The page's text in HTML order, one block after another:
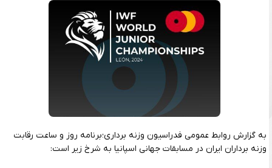
به گزارش روابط عمومی فدراسیون وزنه برداری؛برنامه روز و ساعت رقابت
وزنه برداران ایران در مسابقات جهانی اسپانیا به شرخ زیر است: